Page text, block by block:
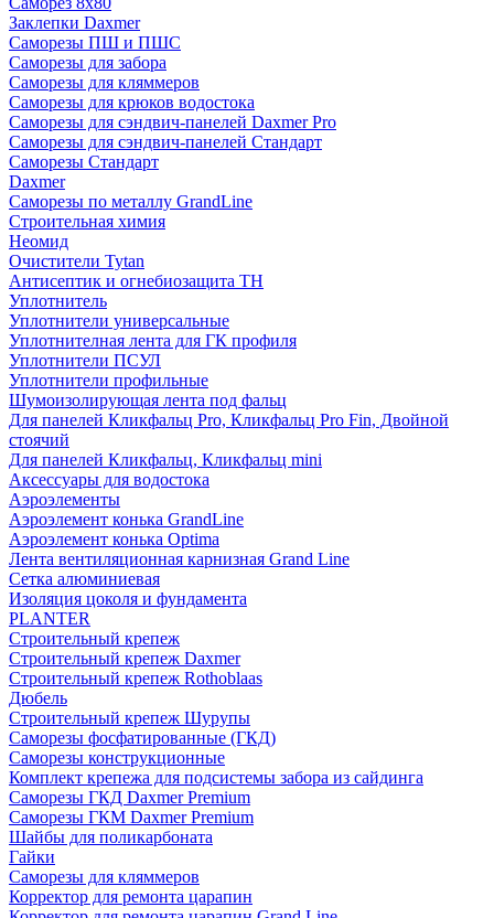
Заклепки Daxmer
Саморезы ПШ и ПШС
Саморезы для забора
Саморезы для кляммеров
Саморезы для крюков водостока
Саморезы для сэндвич-панелей Daxmer Pro
Саморезы для сэндвич-панелей Стандарт
Саморезы Стандарт
Daxmer
Саморезы по металлу GrandLine
Строительная химия
Неомид
Очистители Tytan
Антисептик и огнебиозащита ТН
Уплотнитель
Уплотнители универсальные
Уплотнителная лента для ГК профиля
Уплотнители ПСУЛ
Уплотнители профильные
Шумоизолирующая лента под фальц
Для панелей Кликфальц Pro, Кликфальц Pro Fin, Двойной
стоячий
Для панелей Кликфальц, Кликфальц mini
Аксессуары для водостока
Аэроэлементы
Аэроэлемент конька GrandLine
Аэроэлемент конька Optima
Лента вентиляционная карнизная Grand Line
Сетка алюминиевая
Изоляция цоколя и фундамента
PLANTER
Строительный крепеж
Строительный крепеж Daxmer
Строительный крепеж Rothoblaas
Дюбель
Строительный крепеж Шурупы
Саморeзы фосфатированные (ГКД)
Саморезы конструкционные
Комплект крепежа для подсистемы забора из сайдинга
Саморезы ГКД Daxmer Premium
Саморезы ГКМ Daxmer Premium
Шайбы для поликарбоната
Гайки
Саморезы для кляммеров
Корректор для ремонта царапин